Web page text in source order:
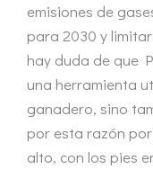
emisiones de
para 2030 y
hay duda de que
una herramienta
ganadero, sino
por esta razón
alto, con los pies